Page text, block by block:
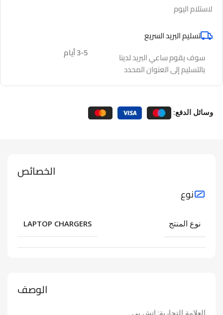
لاستلام اليوم
تسليم البريد السريع
سوف يقوم ساعي البريد لدينا
بالتسليم إلى العنوان المحدد
3-5 أيام
وسائل الدفع:
الوصف
العلامة التجارية: اتش بي
الخصائص
نوع
نوع المنتج LAPTOP CHARGERS